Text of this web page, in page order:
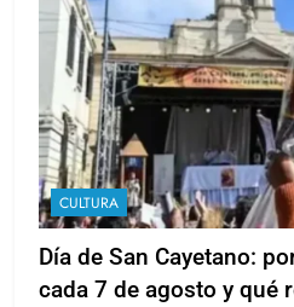
CULTURA
Día de San Cayetano:
cada 7 de agosto y qué